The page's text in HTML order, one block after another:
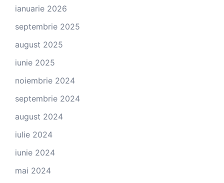
ianuarie 2026
septembrie 2025
august 2025
iunie 2025
noiembrie 2024
septembrie 2024
august 2024
iulie 2024
iunie 2024
mai 2024